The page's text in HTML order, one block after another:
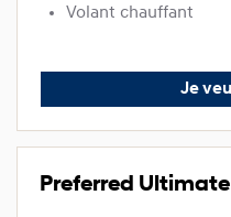
Volant chauffant
Je
Preferred Ultimate